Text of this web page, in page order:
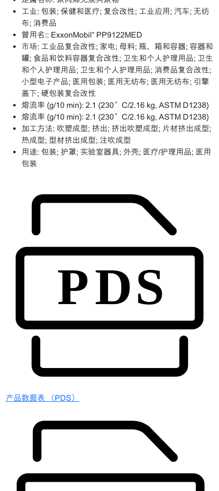
工业: 包装; 保健和医疗; 复合改性; 工业应用; 汽车; 无纺
布; 消费品
曾用名:: ExxonMobil™ PP9122MED
市场: 工业品复合改性; 家电; 母料; 瓶、箱和容器; 容器和
罐; 食品和饮料容器复合改性; 卫生和个人护理用品; 卫生
和个人护理用品; 卫生和个人护理用品; 消费品复合改性;
小型电子产品; 医用包装; 医用无纺布; 医用无纺布; 引擎
盖下; 硬包装复合改性
熔流率 (g/10 min): 2.1 (230°C/2.16 kg, ASTM D1238)
熔流率 (g/10 min): 2.1 (230°C/2.16 kg, ASTM D1238)
加工方法: 吹塑成型; 挤出; 挤出吹塑成型; 片材挤出成型;
热成型; 型材挤出成型; 注吹成型
用途: 包装; 护罩; 实验室器具; 外壳; 医疗/护理用品; 医用
包装
产品数据表 （PDS）